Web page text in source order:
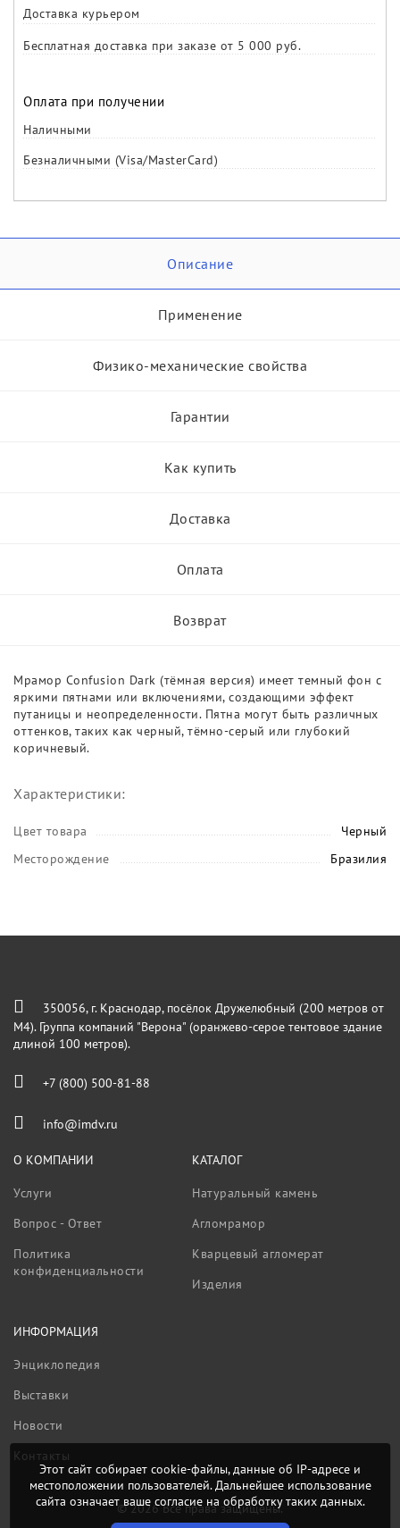
Доставка курьером
Бесплатная доставка при заказе от 5 000 руб.
Оплата при получении
Наличными
Безналичными (Visa/MasterCard)
Описание
Применение
Физико-механические свойства
Гарантии
Как купить
Доставка
Оплата
Возврат
Mрамор Confusion Dark (тёмная версия) имеет темный фон с
яркими пятнами или включениями, создающими эффект
путаницы и неопределенности. Пятна могут быть различных
оттенков, таких как черный, тёмно-серый или глубокий
коричневый.
Характеристики:
Цвет товара
Черный
Месторождение
Бразилия
350056, г. Краснодар, посёлок Дружелюбный (200 метров от
М4). Группа компаний "Верона" (оранжево-серое тентовое здание
длиной 100 метров).
+7 (800) 500-81-88
info@imdv.ru
О КОМПАНИИ
Услуги
Вопрос - Ответ
Политика
конфиденциальности
КАТАЛОГ
Натуральный камень
Агломрамор
Кварцевый агломерат
Изделия
ИНФОРМАЦИЯ
Энциклопедия
Выставки
Новости
Контакты
© 2026 Все права защищены.
Этот сайт собирает cookie-файлы, данные об IP-адресе и
местоположении пользователей. Дальнейшее использование
сайта означает ваше согласие на обработку таких данных.